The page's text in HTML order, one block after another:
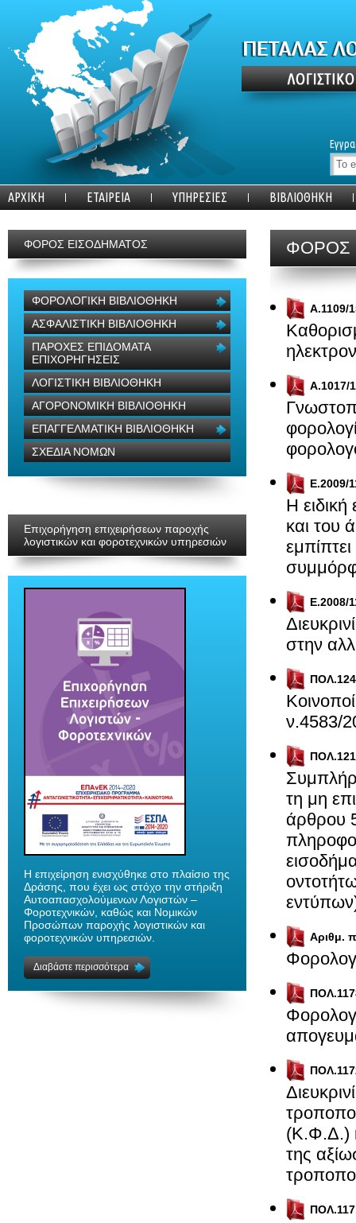
ΑΡΧΙΚΗ ΕΤΑΙΡΕΙΑ ΥΠΗΡΕΣΙΕΣ ΒΙΒΛΙΟΘΗΚΗ
ΦΟΡΟΣ ΕΙΣΟΔΗΜΑΤΟΣ
ΦΟΡΟΛΟΓΙΚΗ ΒΙΒΛΙΟΘΗΚΗ
ΑΣΦΑΛΙΣΤΙΚΗ ΒΙΒΛΙΟΘΗΚΗ
ΠΑΡΟΧΕΣ ΕΠΙΔΟΜΑΤΑ
ΕΠΙΧΟΡΗΓΗΣΕΙΣ
ΛΟΓΙΣΤΙΚΗ ΒΙΒΛΙΟΘΗΚΗ
ΑΓΟΡΟΝΟΜΙΚΗ ΒΙΒΛΙΟΘΗΚΗ
ΕΠΑΓΓΕΛΜΑΤΙΚΗ ΒΙΒΛΙΟΘΗΚΗ
ΣΧΕΔΙΑ ΝΟΜΩΝ
Επιχορήγηση επιχειρήσεων παροχής
λογιστικών και φοροτεχνικών υπηρεσιών
H επιχείρηση ενισχύθηκε στο πλαίσιο της
Δράσης, που έχει ως στόχο την στήριξη
Αυτοαπασχολούµενων Λογιστών –
Φοροτεχνικών, καθώς και Νοµικών
Προσώπων παροχής λογιστικών και
φοροτεχνικών υπηρεσιών.
Διαβάστε περισσότερα
ΦΟΡΟΣ
Α.1109/
Α.1017/
Ε.2009/
Η
και του
Ε.2008/
στην
ν.4583/
τη μη
άρθρου
Αριθμ.
(Κ.Φ.Δ.)
της